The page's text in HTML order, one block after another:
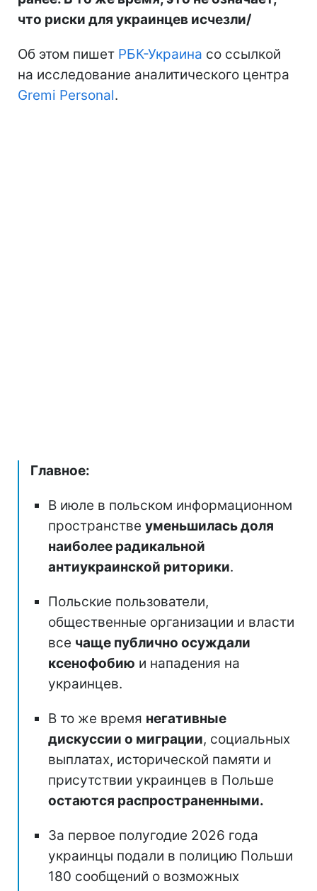
что риски для украинцев исчезли/
Об этом пишет РБК-Украина со ссылкой
на исследование аналитического центра
Gremi Personal.
Главное:
В июле в польском информационном
пространстве уменьшилась доля
наиболее радикальной
антиукраинской риторики.
Польские пользователи,
общественные организации и власти
все чаще публично осуждали
ксенофобию и нападения на
украинцев.
В то же время негативные
дискуссии о миграции, социальных
выплатах, исторической памяти и
присутствии украинцев в Польше
остаются распространенными.
За первое полугодие 2026 года
украинцы подали в полицию Польши
180 сообщений о возможных